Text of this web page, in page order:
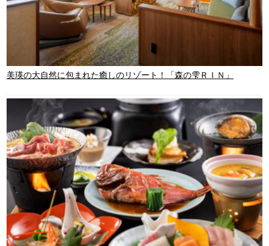
美瑛の大自然に包まれた癒しのリゾート！「森の雫ＲＩＮ」